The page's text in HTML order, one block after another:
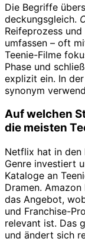
Die Begriffe
deckungsgleich.
Reifeprozess
umfassen – oft
Teenie-Filme
Phase und
explizit ein. In
synonym
Auf welchen
die meisten
Netflix hat in den
Genre investiert
Kataloge an
Dramen.
das Angebot,
und Franchise-
relevant ist. Das
und ändert sich